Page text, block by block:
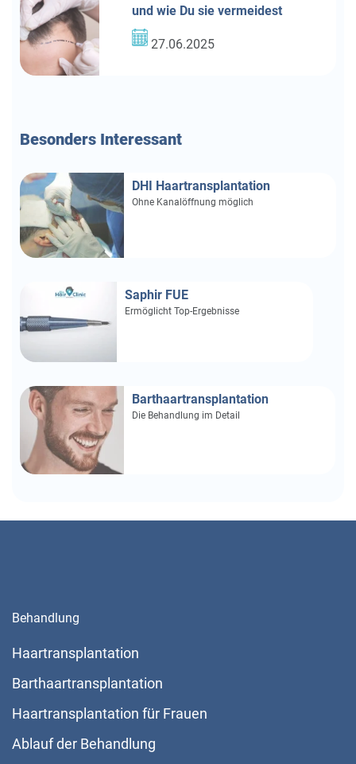
und wie Du sie vermeidest
27.06.2025
Besonders Interessant
DHI Haartransplantation
Ohne Kanalöffnung möglich
Saphir FUE
Ermöglicht Top-Ergebnisse
Barthaartransplantation
Die Behandlung im Detail
Behandlung
Haartransplantation
Barthaartransplantation
Haartransplantation für Frauen
Ablauf der Behandlung